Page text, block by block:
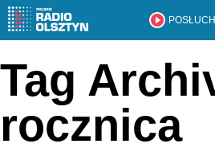
Tag
rocznica